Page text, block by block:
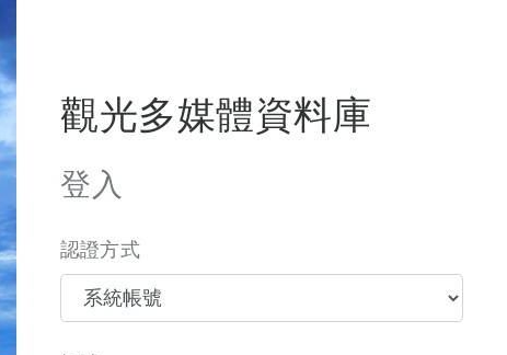
觀光多媒體資料庫
登入
認證方式